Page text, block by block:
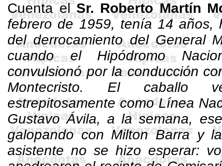
Cuenta elSr. Roberto Martín
febrero de 1959, tenía 14 años,
del derrocamiento del General
cuando el Hipódromo
convulsionó por la conducción
Montecristo. El caballo
estrepitosamente como Línea
Gustavo Ávila, a la semana,
galopando con Milton Barra y
asistente no se hizo esperar: